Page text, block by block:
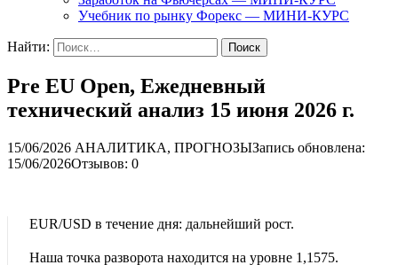
Учебник по рынку Форекс — МИНИ-КУРС
Найти:
Pre EU Open, Ежедневный
технический анализ 15 июня 2026 г.
15/06/2026 АНАЛИТИКА, ПРОГНОЗЫЗапись обновлена:
15/06/2026Отзывов: 0
EUR/USD в течение дня: дальнейший рост.
Наша точка разворота находится на уровне 1,1575.